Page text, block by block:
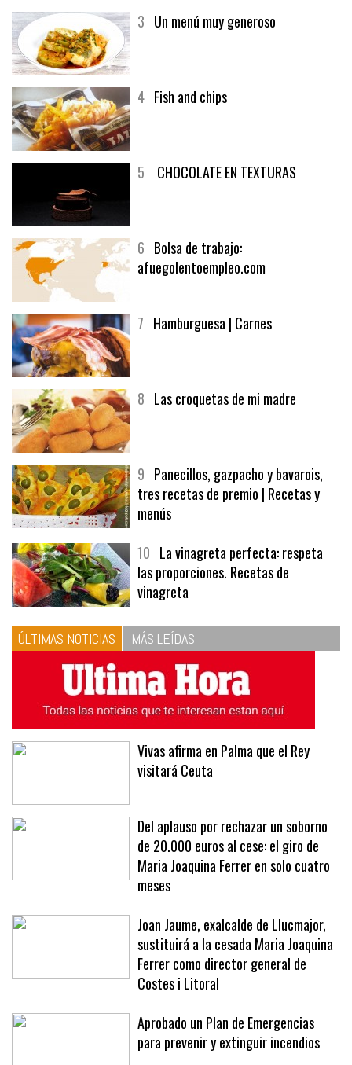
6Bolsa de trabajo:
9Panecillos, gazpacho y bavarois,
tres recetas de premio | Recetas y
menús
10La vinagreta perfecta: respeta
las proporciones. Recetas de
vinagreta
ÚLTIMAS NOTICIAS MÁS LEÍDAS
Vivas afirma en Palma que el Rey
Del aplauso por rechazar un soborno
de 20.000 euros al cese: el giro de
Maria Joaquina Ferrer en solo cuatro
meses
Joan Jaume, exalcalde de Llucmajor,
sustituirá a la cesada Maria Joaquina
Ferrer como director general de
Costes i Litoral
Aprobado un Plan de Emergencias